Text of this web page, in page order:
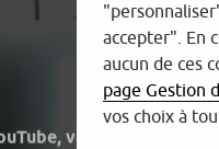
vous devez
accepter". En
aucun de ces
page Gestion
vos choix à